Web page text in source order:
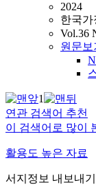
2024
한국가
Vol.36
원문보
1
연관 검색어 추천
이 검색어로 많이
활용도 높은 자료
서지정보 내보내